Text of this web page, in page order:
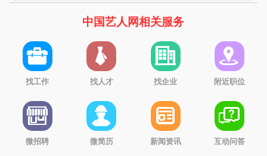
中国艺人网相关服务
找工作 找人才 找企业 附近职位
微招聘 微简历 新闻资讯 互动问答